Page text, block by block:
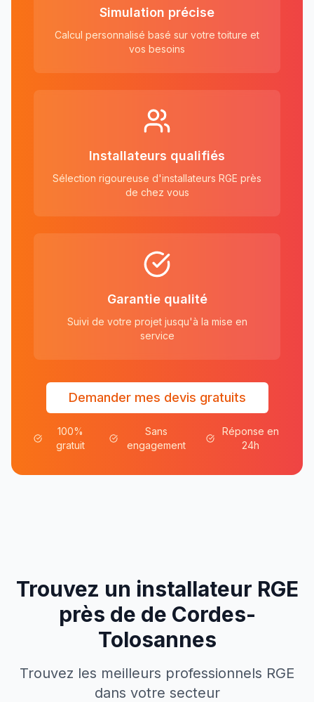
Simulation précise
Calcul personnalisé basé sur votre toiture et
vos besoins
Installateurs qualifiés
Sélection rigoureuse d'installateurs RGE près
de chez vous
Garantie qualité
Suivi de votre projet jusqu'à la mise en
service
Demander mes devis gratuits
100%
gratuit
Sans
engagement
Réponse en
24h
Trouvez un installateur RGE
près de de Cordes-
Tolosannes
Trouvez les meilleurs professionnels RGE
dans votre secteur